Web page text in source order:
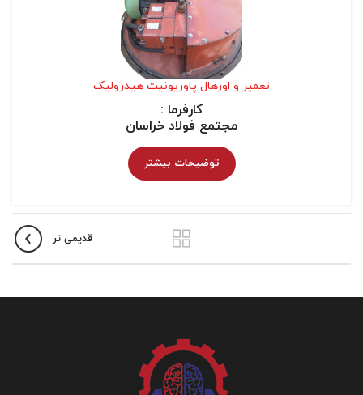
تعمیر و اورهال پاوریونیت هیدرولیک
کارفرما :
مجتمع فولاد خراسان
توضیحات بیشتر
قدیمی تر